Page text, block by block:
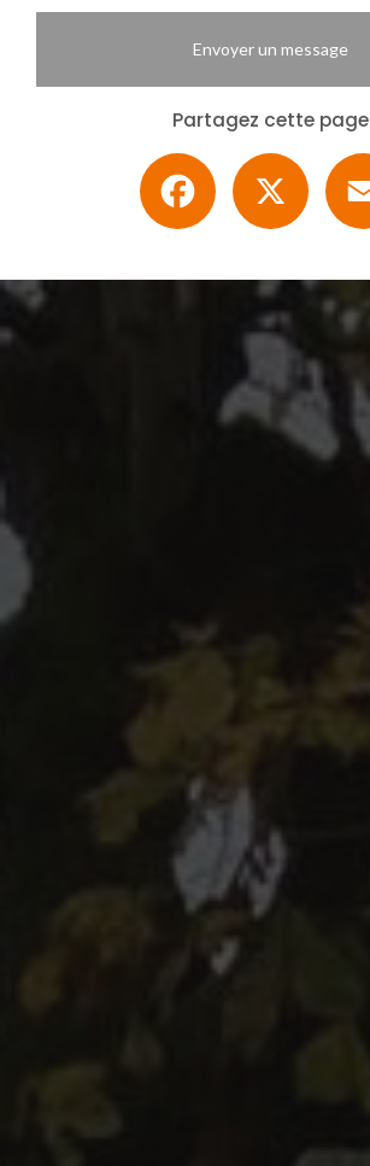
Envoyer un message
Partagez cette page
Facebook